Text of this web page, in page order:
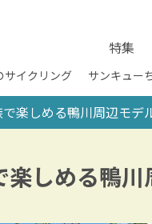
特集
サイクリング サンキュー
楽しめる鴨川周辺モデ
しめる鴨